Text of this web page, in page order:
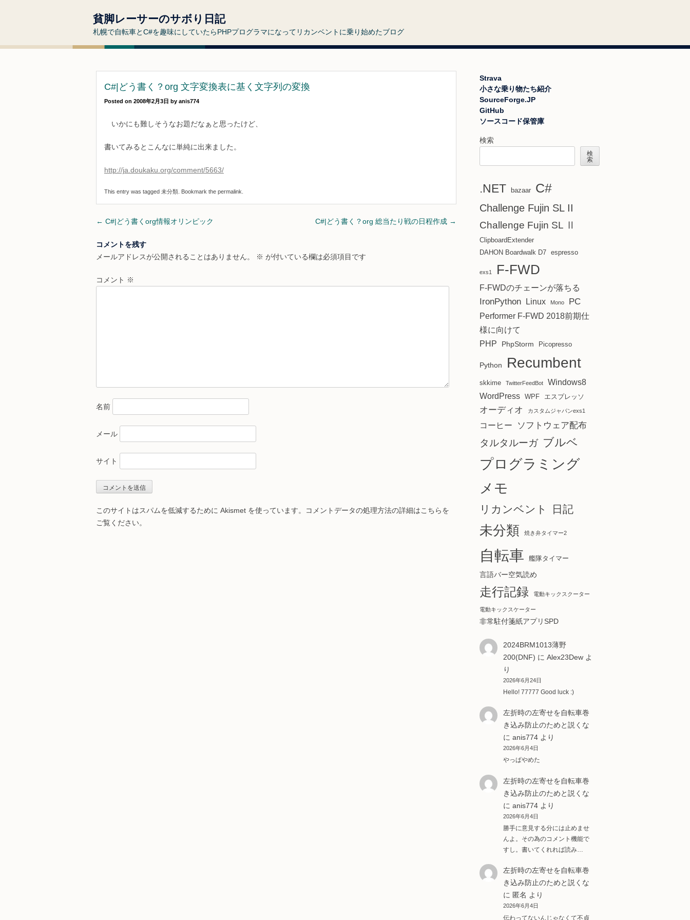
貧脚レーサーのサボり日記
札幌で自転車とC#を趣味にしていたらPHPプログラマになってリカンベントに乗り始めたブログ
C#|どう書く？org 文字変換表に基く文字列の変換
Posted on 2008年2月3日 by anis774
いかにも難しそうなお題だなぁと思ったけど、
書いてみるとこんなに単純に出来ました。
http://ja.doukaku.org/comment/5663/
This entry was tagged 未分類. Bookmark the permalink.
Post
← C#|どう書くorg情報オリンピック C#|どう書く？org 総当たり戦の日程作成 →
コメントを残す
メールアドレスが公開されることはありません。
※ が付いている欄は必須項目です
コメント ※
名前
メール
サイト
このサイトはスパムを低減するために Akismet を使っています。
コメントデータの処理方法の詳細はこちらを
ご覧ください。
Strava
小さな乗り物たち紹介
SourceForge.JP
GitHub
ソースコード保管庫
検索
検
索
.NET bazaar C#
Challenge Fujin SL II
Challenge Fujin SL Ⅱ
ClipboardExtender
DAHON Boardwalk D7 espresso
exs1 F-FWD
F-FWDのチェーンが落ちる
IronPython Linux Mono PC
Performer F-FWD 2018前期仕
様に向けて
PHP
PhpStorm Picopresso
Python Recumbent
skkime TwitterFeedBot
Windows8
WordPress WPF エスプレッソ
オーディオ カスタムジャパンexs1
コーヒー ソフトウェア配布
タルタルーガ ブルベ
プログラミング
メモ
リカンベント 日記
未分類 焼き弁タイマー2
自転車 艦隊タイマー
言語バー空気読め
走行記録 電動キックスクーター
電動キックスケーター
非常駐付箋紙アプリSPD
2024BRM1013薄野
200(DNF) に Alex23Dewよ
り
2026年6月24日
Hello! 77777 Good luck :)
左折時の左寄せを自転車巻
き込み防止のためと説くな
に anis774より
2026年6月4日
やっぱやめた
左折時の左寄せを自転車巻
き込み防止のためと説くな
に anis774より
2026年6月4日
勝手に意見する分には止めませ
んよ。その為のコメント機能で
すし。書いてくれれば読み…
左折時の左寄せを自転車巻
き込み防止のためと説くな
に 匿名 より
2026年6月4日
伝わってないんじゃなくて不貞